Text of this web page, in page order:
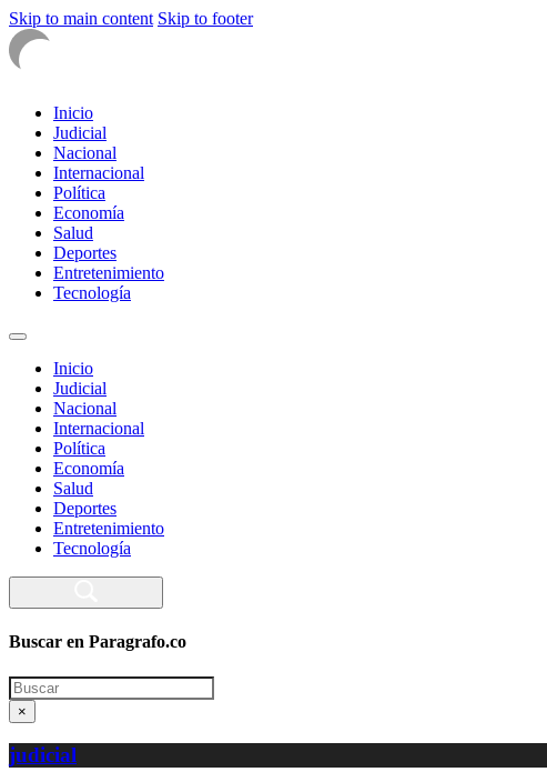
Skip to main content Skip to footer
Inicio
Judicial
Nacional
Internacional
Política
Economía
Salud
Deportes
Entretenimiento
Tecnología
Inicio
Judicial
Nacional
Internacional
Política
Economía
Salud
Deportes
Entretenimiento
Tecnología
Buscar en Paragrafo.co
Search
×
judicial